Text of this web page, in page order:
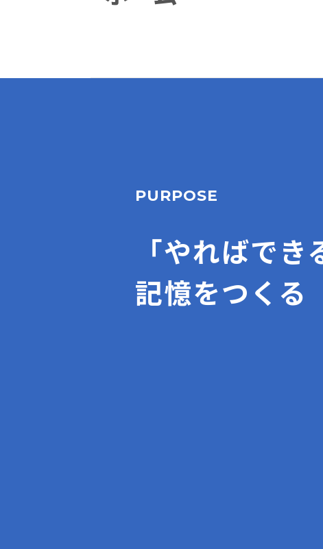
PURPOSE
「やればでき
記憶をつくる